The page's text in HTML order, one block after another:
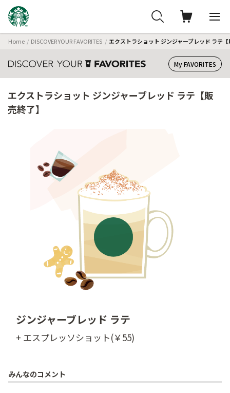
Home DISCOVER YOUR FAVORITES エクストラショット ジンジャーブレッド ラテ
My FAVORITES
エクストラショット ジンジャーブレッド ラテ【販
売終了】
ジンジャーブレッド ラテ
+ エスプレッソショット(￥55)
みんなのコメント